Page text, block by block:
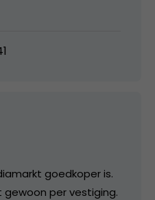
goedkoper is.
per vestiging.